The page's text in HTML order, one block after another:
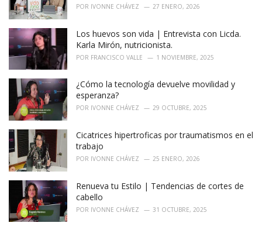
:
POR IVONNE CHÁVEZ 27 ENERO, 2026
Los huevos son vida | Entrevista con Licda.
Karla Mirón, nutricionista.
POR FRANCISCO VALLE 1 NOVIEMBRE, 2025
¿Cómo la tecnología devuelve movilidad y
esperanza?
POR IVONNE CHÁVEZ 29 OCTUBRE, 2025
Cicatrices hipertroficas por traumatismos en el
trabajo
POR IVONNE CHÁVEZ 25 ENERO, 2026
Renueva tu Estilo | Tendencias de cortes de
cabello
POR IVONNE CHÁVEZ 31 OCTUBRE, 2025